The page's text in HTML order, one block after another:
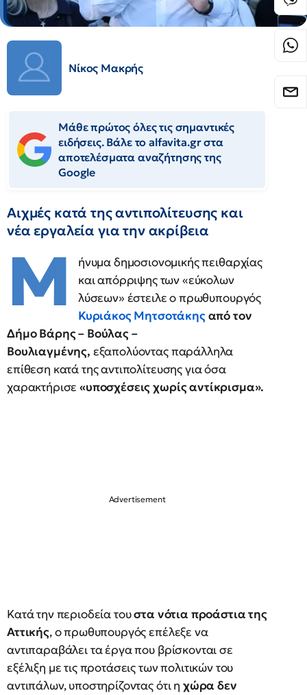
Νίκος Μακρής
Μάθε πρώτος όλες τις σημαντικές
ειδήσεις. Βάλε το alfavita.gr στα
αποτελέσματα αναζήτησης της
Google
Αιχμές κατά της αντιπολίτευσης και
νέα εργαλεία για την ακρίβεια
Μ
ήνυμα δημοσιονομικής πειθαρχίας
και απόρριψης των «εύκολων
λύσεων» έστειλε ο πρωθυπουργός
Κυριάκος Μητσοτάκηςαπό τον
Δήμο Βάρης – Βούλας –
Βουλιαγμένης, εξαπολύοντας παράλληλα
επίθεση κατά της αντιπολίτευσης για όσα
χαρακτήρισε«υποσχέσεις χωρίς αντίκρισμα».
Κατά την περιοδεία τουστα νότια προάστια της
Αττικής, ο πρωθυπουργός επέλεξε να
αντιπαραβάλει τα έργα που βρίσκονται σε
εξέλιξη με τις προτάσεις των πολιτικών του
αντιπάλων, υποστηρίζοντας ότι η χώρα δεν